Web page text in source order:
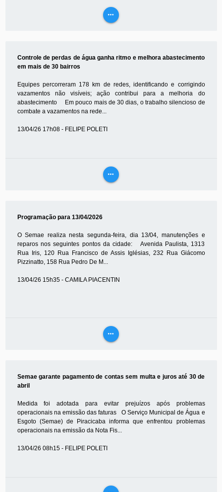
more_horiz
Controle de perdas de água ganha ritmo e melhora abastecimento
em mais de 30 bairros
Equipes percorreram 178 km de redes, identificando e corrigindo
vazamentos não visíveis; ação contribui para a melhoria do
abastecimento Em pouco mais de 30 dias, o trabalho silencioso de
combate a vazamentos na rede...
13/04/26 17h08 - FELIPE POLETI
more_horiz
Programação para 13/04/2026
O Semae realiza nesta segunda-feira, dia 13/04, manutenções e
reparos nos seguintes pontos da cidade: Avenida Paulista, 1313
Rua Iris, 120 Rua Francisco de Assis Iglésias, 232 Rua Giácomo
Pizzinatto, 158 Rua Pedro De M...
13/04/26 15h35 - CAMILA PIACENTIN
more_horiz
Semae garante pagamento de contas sem multa e juros até 30 de
abril
Medida foi adotada para evitar prejuízos após problemas
operacionais na emissão das faturas O Serviço Municipal de Água e
Esgoto (Semae) de Piracicaba informa que enfrentou problemas
operacionais na emissão da Nota Fis...
13/04/26 08h15 - FELIPE POLETI